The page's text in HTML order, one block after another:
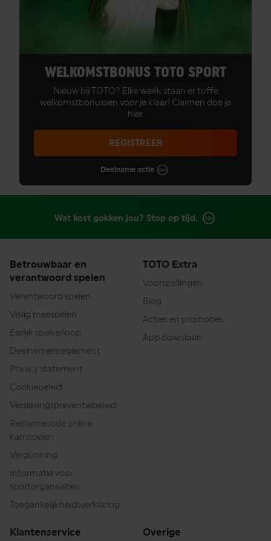
WELKOMSTBONUS TOTO SPORT
Nieuw bij TOTO? Elke week staan er toffe
welkomstbonussen voor je klaar! Claimen doe je
hier.
REGISTREER
Deelname actie
Wat kost gokken jou? Stop op tijd.
Betrouwbaar en
verantwoord spelen
Verantwoord spelen
Veilig meespelen
Eerlijk spelverloop
Deelnemersreglement
Privacy statement
Cookiebeleid
Verslavingspreventiebeleid
Reclamecode online
kansspelen
Vergunning
Informatie voor
sportorganisaties
Toegankelijkheidsverklaring
TOTO Extra
Voorspellingen
Blog
Acties en promoties
App download
Klantenservice Overige